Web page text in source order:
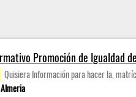
Promoción de Igualdad
Quisiera Información para hacer la,
Almeria